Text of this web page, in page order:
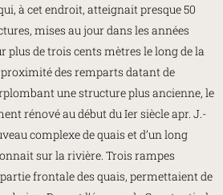
à cet endroit, atteignait presque 50
mises au jour dans les années
plus de trois cents mètres le long de la
des remparts datant de
une structure plus ancienne, le
rénové au début du Ier siècle apr. J.-
complexe de quais et d’un long
sur la rivière. Trois rampes
frontale des quais, permettaient de